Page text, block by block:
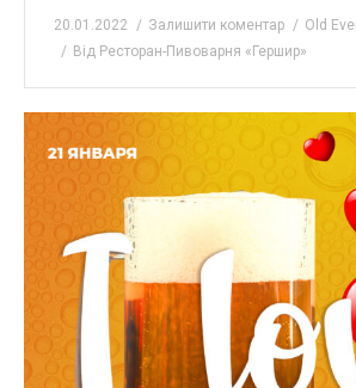
20.01.2022 Залишити коментар
Old
Від Ресторан-Пивоварня «Гершир»